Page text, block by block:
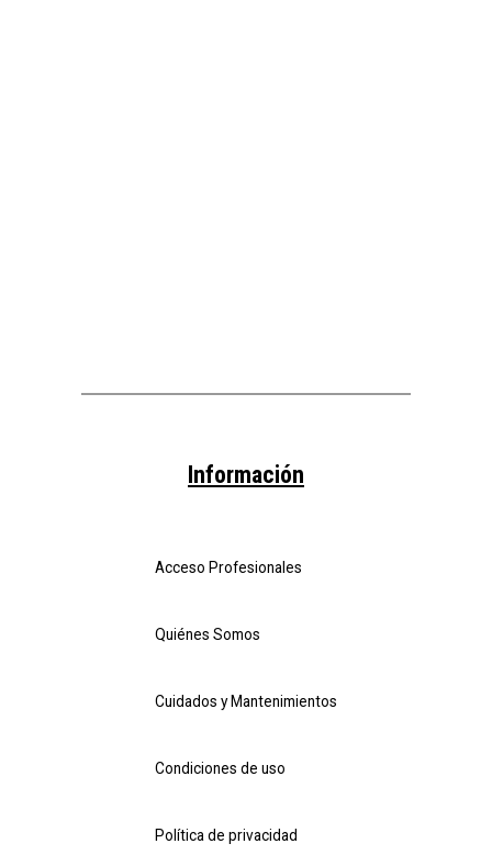
Información
Acceso Profesionales
Quiénes Somos
Cuidados y Mantenimientos
Condiciones de uso
Política de privacidad